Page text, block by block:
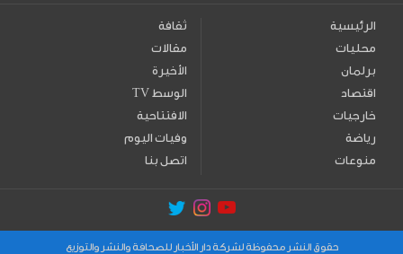
الرئيسية
محليات
برلمان
اقتصاد
خارجيات
رياضة
منوعات
ثقافة
مقالات
الأخيرة
TV الوسط
الافتتاحية
وفيات اليوم
اتصل بنا
حقوق النشر محفوظة لشركة دار الأخبار للصحافة والنشر والتوزيع